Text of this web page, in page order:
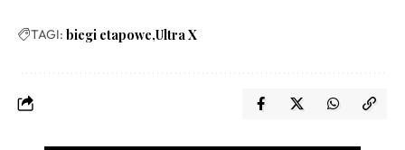
TAGI: biegi etapowe Ultra X